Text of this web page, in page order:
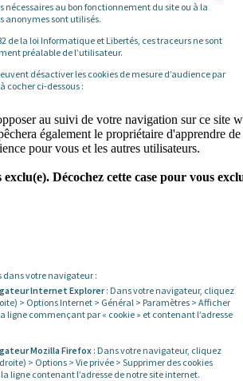
nécessaires au bon fonctionnement du site ou à la
anonymes sont utilisés.
de la loi Informatique et Libertés, ces traceurs ne sont
préalable de l’utilisateur.
désactiver les cookies de mesure d’audience par
cocher ci-dessous :
dans votre navigateur :
Internet Explorer: Dans votre navigateur, cliquez
> Options Internet > Général > Paramètres > Afficher
ligne commençant par « cookie » et contenant l’adresse
Mozilla Firefox : Dans votre navigateur, cliquez
> Options > Vie privée > Supprimer des cookies
ligne contenant l’adresse de notre site internet.